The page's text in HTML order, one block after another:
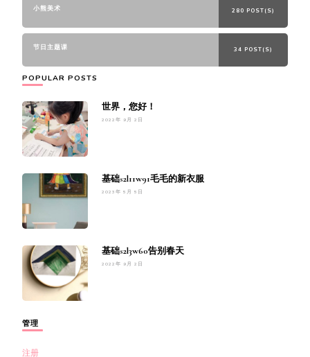
小熊美术 280 POST(S)
节日主题课 34 POST(S)
POPULAR POSTS
世界，您好！
2022年 9月 2日
基础s2l11w91毛毛的新衣服
2023年 5月 5日
基础s2l3w60告别春天
2022年 9月 2日
管理
注册